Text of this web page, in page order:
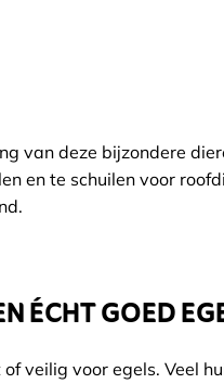
van deze bijzondere
en te schuilen voor
ÉCHT GOED
veilig voor egels. Veel